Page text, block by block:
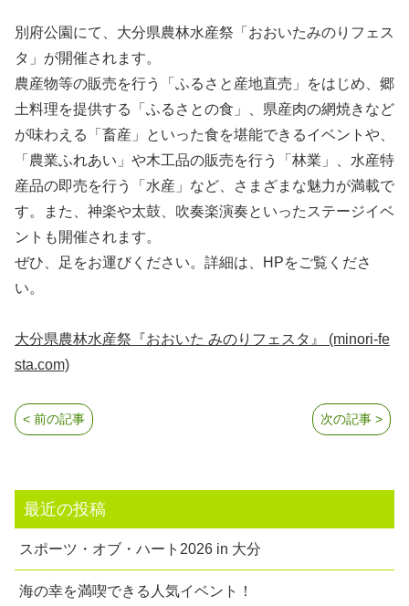
別府公園にて、大分県農林水産祭「おおいたみのりフェス
タ」が開催されます。
農産物等の販売を行う「ふるさと産地直売」をはじめ、郷
土料理を提供する「ふるさとの食」、県産肉の網焼きなど
が味わえる「畜産」といった食を堪能できるイベントや、
「農業ふれあい」や木工品の販売を行う「林業」、水産特
産品の即売を行う「水産」など、さまざまな魅力が満載で
す。また、神楽や太鼓、吹奏楽演奏といったステージイベ
ントも開催されます。
ぜひ、足をお運びください。詳細は、HPをご覧くださ
い。
大分県農林水産祭『おおいた みのりフェスタ』 (minori-fe
sta.com)
次の記事 >
< 前の記事
最近の投稿
スポーツ・オブ・ハート2026 in 大分
海の幸を満喫できる人気イベント！